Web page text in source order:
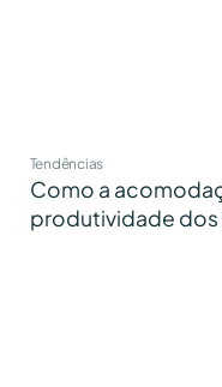
Tendências
Como a
produtividade dos